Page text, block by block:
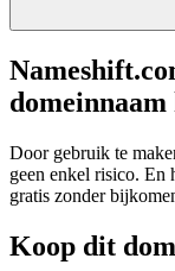
domeinnaam
Door gebruik te
geen enkel risico. En
gratis zonder
Koop dit